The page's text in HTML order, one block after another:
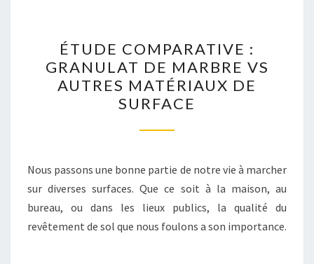
COMPARATIVE
:
GRANULAT
DE
MARBRE
AUTRES
MATÉRIAUX
DE
SURFACE
ÉTUDE COMPARATIVE :
GRANULAT DE MARBRE VS
AUTRES MATÉRIAUX DE
SURFACE
Nous passons une bonne partie de notre vie à marcher
sur diverses surfaces. Que ce soit à la maison, au
bureau, ou dans les lieux publics, la qualité du
revêtement de sol que nous foulons a son importance.